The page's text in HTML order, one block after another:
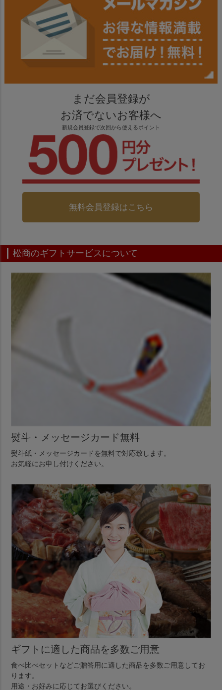
まだ会員登録が
お済でないお客様へ
新規会員登録で次回から使えるポイント
無料会員登録はこちら
松商のギフトサービスについて
熨斗・メッセージカード無料
熨斗紙・メッセージカードを無料で対応致します。
お気軽にお申し付けください。
ギフトに適した商品を多数ご用意
食べ比べセットなどご贈答用に適した商品を多数ご用意してお
ります。
用途・お好みに応じてお選びください。